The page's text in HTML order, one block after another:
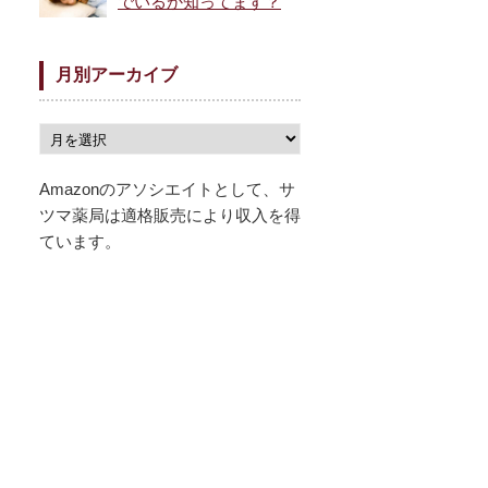
月別アーカイブ
Amazonのアソシエイトとして、サ
ツマ薬局は適格販売により収入を得
ています。